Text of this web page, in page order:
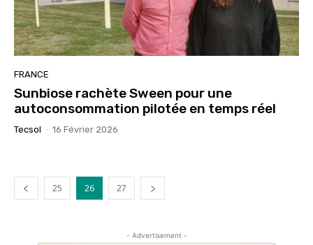
FRANCE
Sunbiose rachète Sween pour une
autoconsommation pilotée en temps réel
Tecsol - 16 Février 2026
25 26 27
- Advertisement -